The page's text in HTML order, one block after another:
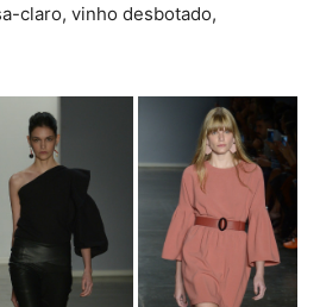
claro, vinho desbotado,